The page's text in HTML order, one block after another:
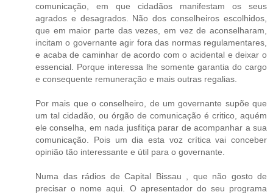
comunicação, em que cidadãos manifestam os seus
agrados e desagrados. Não dos conselheiros escolhidos,
que em maior parte das vezes, em vez de aconselharam,
incitam o governante agir fora das normas regulamentares,
e acaba de caminhar de acordo com o acidental e deixar o
essencial. Porque interessa lhe somente garantia do cargo
e consequente remuneração e mais outras regalias.
Por mais que o conselheiro, de um governante supõe que
um tal cidadão, ou órgão de comunicação é critico, aquém
ele conselha, em nada jusfitiça parar de acompanhar a sua
comunicação. Pois um dia esta voz crítica vai conceber
opinião tão interessante e útil para o governante.
Numa das rádios de Capital Bissau , que não gosto de
precisar o nome aqui. O apresentador do seu programa